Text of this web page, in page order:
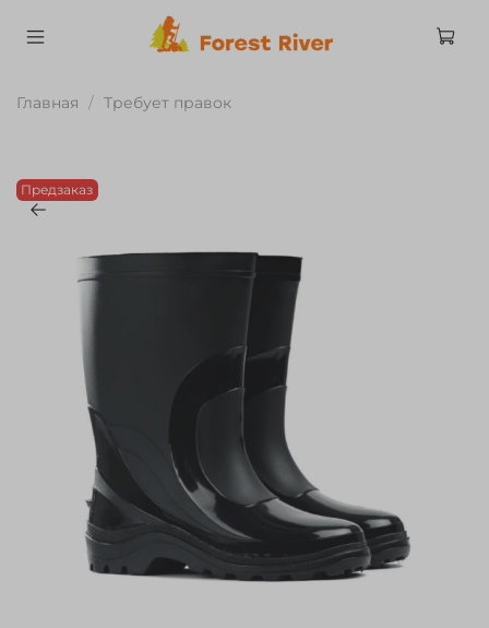
Главная Требует правок
Предзаказ